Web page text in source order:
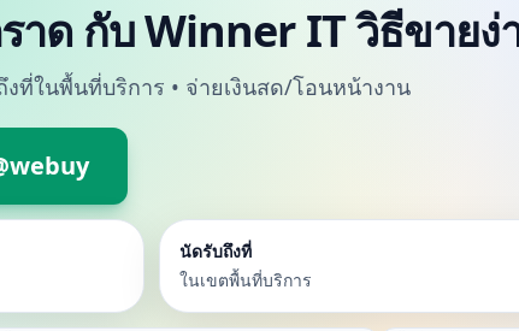
ด กับ Winner IT วิธีขายง่
งที่ในพื้นที่บริการ • จ่ายเงินสด/โอนหน้างาน
นัดรับถึงที่
ในเขตพื้นที่บริการ